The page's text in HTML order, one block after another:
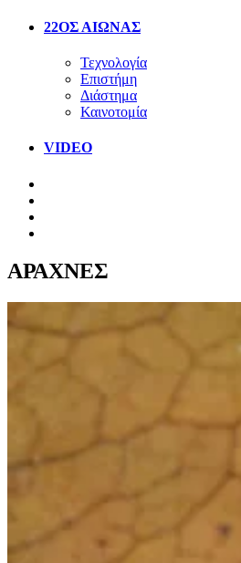
22ΟΣ ΑΙΩΝΑΣ
Τεχνολογία
Επιστήμη
Διάστημα
Καινοτομία
VIDEO
ΑΡΑΧΝΕΣ